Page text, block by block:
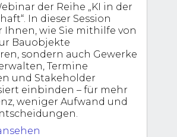
der Reihe „KI in der
In dieser Session
Ihnen, wie Sie mithilfe von
Bauobjekte
sondern auch Gewerke
Termine
und Stakeholder
einbinden – für mehr
weniger Aufwand und